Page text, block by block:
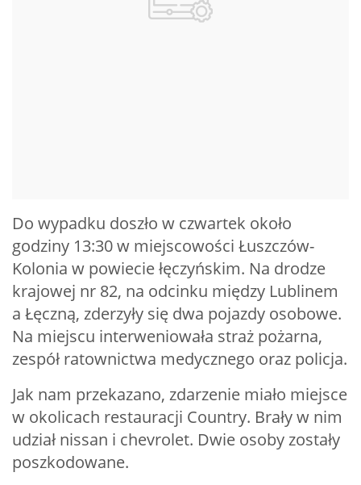
Do wypadku doszło w czwartek około
godziny 13:30 w miejscowości Łuszczów-
Kolonia w powiecie łęczyńskim. Na drodze
krajowej nr 82, na odcinku między Lublinem
a Łęczną, zderzyły się dwa pojazdy osobowe.
Na miejscu interweniowała straż pożarna,
zespół ratownictwa medycznego oraz policja.
Jak nam przekazano, zdarzenie miało miejsce
w okolicach restauracji Country. Brały w nim
udział nissan i chevrolet. Dwie osoby zostały
poszkodowane.